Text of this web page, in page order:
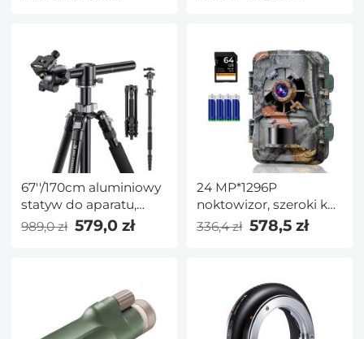
Gęstość, Nano-X Seria
Wielowarstwowy,
67''/170cm aluminiowy
statyw do aparatu,
statyw fotograficzny
monopod z głowicą
kulową 32 mm płyta
szybkiego zwalniania
989,0 zł 579,0 zł
24 MP*1296P
noktowizor, szeroki kąt
120°*0,2S wyzwalacz 2-
alkaliczną AA i szybką
kartą SD 64G
336,4 zł 578,5 zł